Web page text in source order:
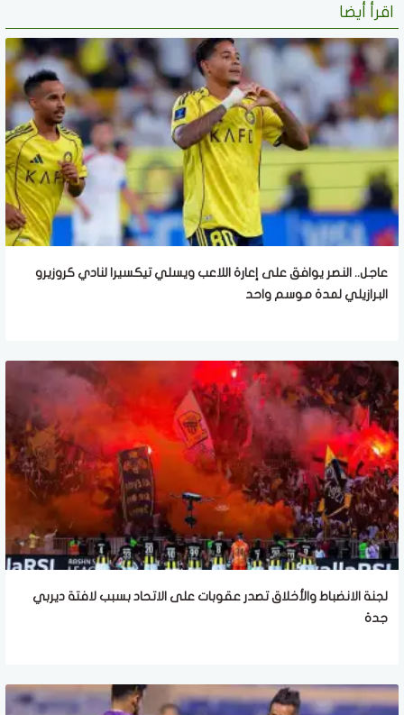
اقرأ أيضا
عاجل.. النصر يوافق على إعارة اللاعب ويسلي تيكسيرا لنادي كروزيرو
البرازيلي لمدة موسم واحد
لجنة الانضباط والأخلاق تصدر عقوبات على الاتحاد بسبب لافتة ديربي
جدة